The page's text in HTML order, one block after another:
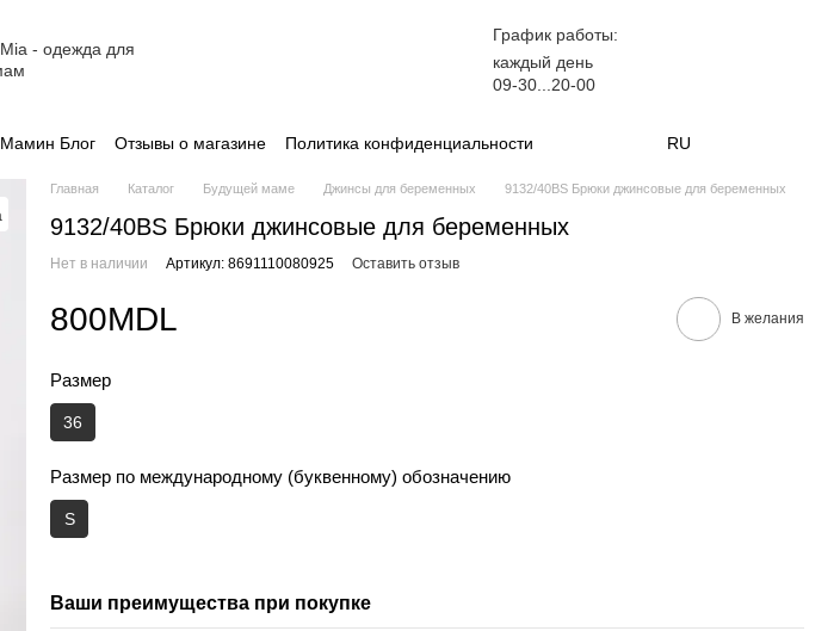
График работы:
каждый день
09-30...20-00
Мамин Блог Отзывы о магазине Политика конфиденциальности RU
Главная Каталог Будущей маме Джинсы для беременных 9132/40BS Брюки джинсовые для беременных
9132/40BS Брюки джинсовые для беременных
Нет в наличии Артикул: 8691110080925 Оставить отзыв
800MDL В желания
Размер
36
Размер по международному (буквенному) обозначению
S
Ваши преимущества при покупке